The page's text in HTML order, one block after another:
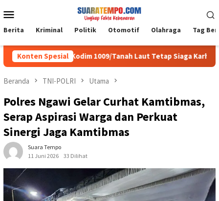
ke
kontenMobile
Berita Kriminal Politik Otomotif Olahraga Tag
Konten Spesial
Personel Kodim 1009/Tanah Laut Tetap Siaga Karhutla di
Beranda TNI-POLRI Utama
Polres Ngawi Gelar Curhat Kamtibmas,
Serap Aspirasi Warga dan Perkuat
Sinergi Jaga Kamtibmas
Suara Tempo
11 Juni 2026
33 Dilihat